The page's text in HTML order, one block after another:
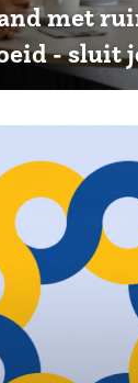
met
- sluit